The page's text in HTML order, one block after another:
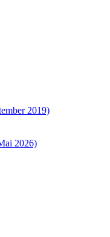
2019)
2026)